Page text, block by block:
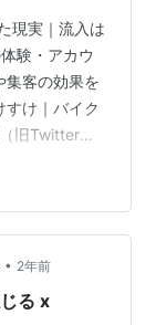
現実｜流入は
験・アカウ
集客の効果を
すけ｜バイク
旧Twitter）
ますが、正
断定できる実
かったわけで
らためて見
と腑に落ち
• 2年前
じる x